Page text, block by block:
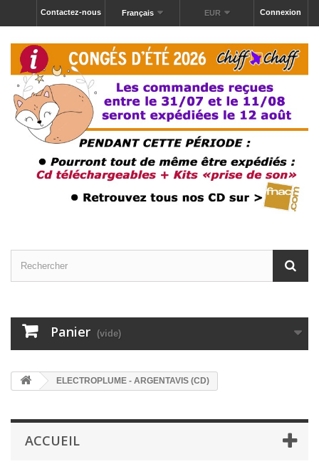
Connexion
EUR
Français
Contactez-nous
Panier (vide)
ELECTROPLUME - ARGENTAVIS (CD)
ACCUEIL